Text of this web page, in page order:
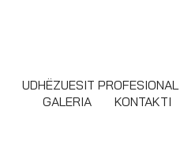
UDHËZUESIT PROFESIONAL
GALERIA
KONTAKTI